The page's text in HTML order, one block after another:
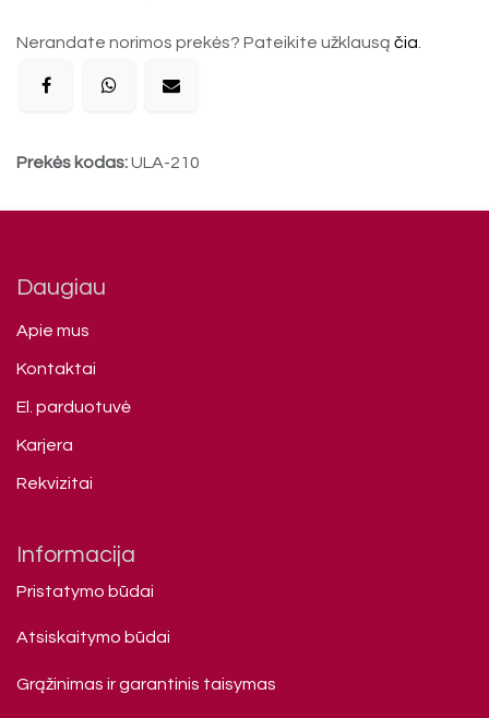
Nerandate norimos prekės? Pateikite užklausą čia
Prekės kodas:ULA-210
Daugiau
Apie mus
Kontaktai
El. parduotuvė
Karjera
Rekvizitai
Informacija
Pristatymo būdai
Atsiskaitymo būdai
Grąžinimas ir garantinis taisymas